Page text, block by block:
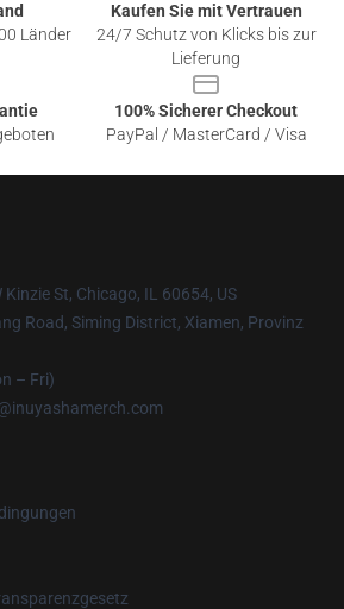
Länder
Kaufen Sie mit Vertrauen
24/7 Schutz von Klicks bis zur
Lieferung
100% Sicherer Checkout
PayPal / MasterCard / Visa
Kinzie St, Chicago, IL 60654, US
Road, Siming District, Xiamen, Provinz
– Fri)